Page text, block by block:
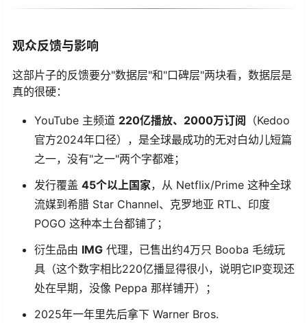
观众反馈与影响
这部片子的反馈要分"数据层"和"口碑层"两块看，数据层是
真的很硬：
YouTube 主频道 220亿播放、2000万订阅
（Kedoo
官方2024年口径），是全球最成功的无对白幼儿短篇
之一，没有"之一"两个字都难；
发行覆盖 45个以上国家，从 Netflix/Prime 这种全球
流媒到希腊 Star Channel、克罗地亚 RTL、印度
POGO 这种本土台都铺了；
衍生品由 IMG ​ 代理，已售出约4万只 Booba 毛绒玩
具（这个数字相比220亿播显得很小，说明它IP变现还
处在早期，没像 Peppa 那样铺开）；
2025年一年里先后拿下 Warner Bros.